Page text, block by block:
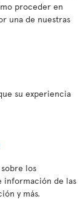
proceder en
una de nuestras
su experiencia
los
información de las
y más.